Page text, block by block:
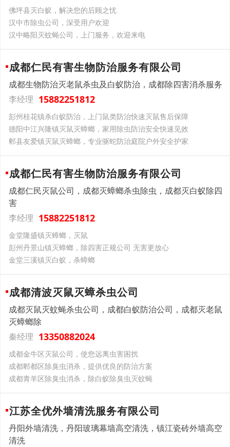
佛坪县灭白蚁，解决您的后顾之忧
汉中市除虫公司，深受用户欢迎
汉中略阳灭蚊蝇公司，上门服务，欢迎来电
成都仁民有害生物防治服务有限公司
成都生物防治灭老鼠杀虫及白蚁防治，成都除四害消杀服务
李经理 15882251812
彭州桂花镇杀白蚁防治，上门鼠类防治快速灭鼠售后保障
德阳中江兴隆镇灭鼠灭蟑螂，家用除虫防治安全快速见效
郫县友爱镇灭鼠灭蟑螂，专业驱蛇防治庭院户外安全护家
成都仁民有害生物防治服务有限公司
成都仁民灭鼠公司，成都灭蟑螂杀虫除虫，成都灭白蚁除四
害
李经理 15882251812
金堂隆盛镇灭蟑螂，灭鼠
彭州丹景山镇灭蟑螂，除四害正规公司 无害更放心
金堂三溪镇灭白蚁，杀蟑螂
成都清波灭鼠灭蟑杀虫公司
成都灭鼠灭蚊蝇杀虫公司，成都白蚁防治公司，成都灭老鼠
灭蟑螂除
秦经理 13350882024
成都金牛区灭鼠公司，使您远离虫害困扰
成都郫都区除臭虫消杀，提供优良的防治方案
成都青羊区除臭虫消杀，除白蚁除臭虫灭蚊蝇
江苏全优外墙清洗服务有限公司
丹阳外墙清洗，丹阳玻璃幕墙高空清洗，镇江瓷砖外墙高空
清洗